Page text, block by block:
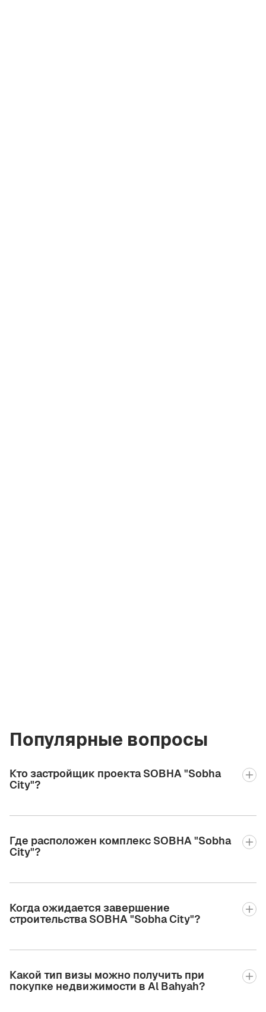
Популярные вопросы
Кто застройщик проекта SOBHA "Sobha
City"?
Где расположен комплекс SOBHA "Sobha
City"?
Когда ожидается завершение
строительства SOBHA "Sobha City"?
Какой тип визы можно получить при
покупке недвижимости в Al Bahyah?